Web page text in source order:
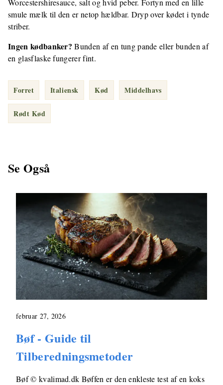
Worcestershiresauce, salt og hvid peber. Fortyn med en lille
smule mælk til den er netop hældbar. Dryp over kødet i tynde
striber.
Ingen kødbanker? Bunden af en tung pande eller bunden af
en glasflaske fungerer fint.
Forret Italiensk Kød Middelhavs
Rødt Kød
Se Også
februar 27, 2026
Bøf - Guide til
Tilberedningsmetoder
Bøf © kvalimad.dk Bøffen er den enkleste test af en koks